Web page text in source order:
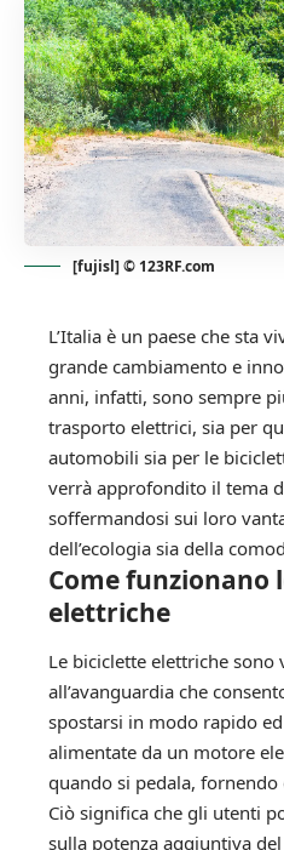
[fujisl] © 123RF.com
L’Italia è un paese che sta
grande cambiamento e
anni, infatti, sono sempre
trasporto elettrici, sia per
automobili sia per le
verrà approfondito il tema
soffermandosi sui loro
dell’ecologia sia della
Come funzionano
elettriche
Le biciclette elettriche sono
all’avanguardia che
spostarsi in modo rapido
alimentate da un motore
quando si pedala,
Ciò significa che gli utenti
sulla potenza aggiuntiva